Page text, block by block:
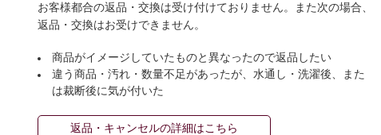
お客様都合の返品・交換は受け付けておりません。また次の場合、
返品・交換はお受けできません。
商品がイメージしていたものと異なったので返品したい
違う商品・汚れ・数量不足があったが、水通し・洗濯後、また
は裁断後に気が付いた
返品・キャンセルの詳細はこちら